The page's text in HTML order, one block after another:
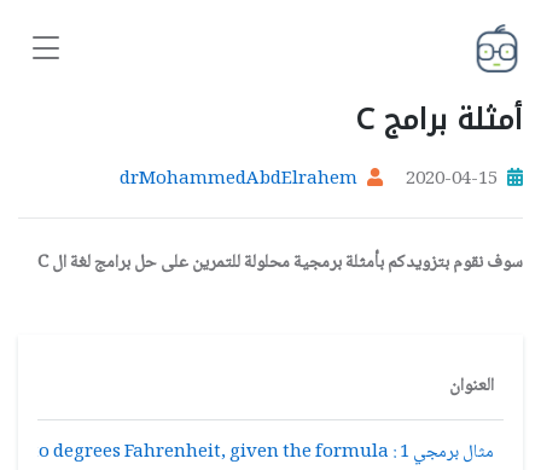
أمثلة برامج C
2020-04-15
drMohammedAbdElrahem
سوف نقوم بتزويدكم بأمثلة برمجية محلولة للتمرين على حل برامج لغة ال C
العنوان
مثال برمجي 1 : Write a program for converting temperature from degrees Celsius to degrees Fahrenheit, given the formula